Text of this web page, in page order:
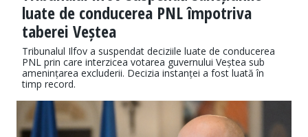
luate de conducerea PNL împotriva
taberei Veștea
Tribunalul Ilfov a suspendat deciziile luate de conducerea
PNL prin care interzicea votarea guvernului Veștea sub
amenințarea excluderii. Decizia instanței a fost luată în
timp record.